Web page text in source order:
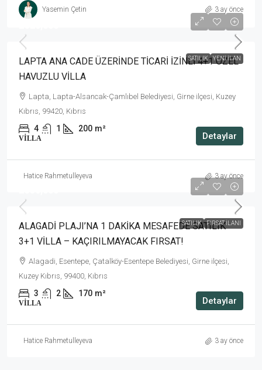
Yasemin Çetin 3 ay önce
SATILIK YENI İLAN
LAPTA ANA CADE ÜZERİNDE TİCARİ İZİNLİ 4+1 ÖZEL
HAVUZLU VİLLA
Lapta, Lapta-Alsancak-Çamlıbel Belediyesi, Girne ilçesi, Kuzey
Kıbrıs, 99420, Kıbrıs
4 1 200 m²
VILLA Detaylar
Hatice Rahmetulleyeva 3 ay önce
SATILIK FIRSAT İLANI
ALAGADİ PLAJI’NA 1 DAKİKA MESAFEDE SATILIK
3+1 VİLLA – KAÇIRILMAYACAK FIRSAT!
Alagadi, Esentepe, Çatalköy-Esentepe Belediyesi, Girne ilçesi,
Kuzey Kıbrıs, 99400, Kıbrıs
3 2 170 m²
VILLA Detaylar
Hatice Rahmetulleyeva 3 ay önce